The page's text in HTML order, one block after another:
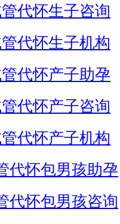
代怀生子咨询
代怀生子机构
代怀产子助孕
代怀产子咨询
代怀产子机构
代怀包男孩助孕
代怀包男孩咨询